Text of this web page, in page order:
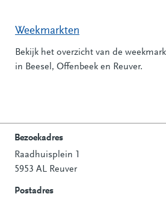
Weekmarkten
Bekijk het overzicht van de
in Beesel, Offenbeek en Reuver.
Contactinformatie
Bezoekadres
Raadhuisplein 1
5953 AL Reuver
Postadres